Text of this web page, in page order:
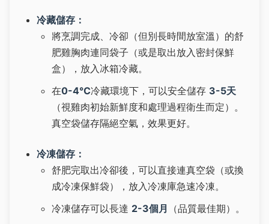
冷藏儲存：
將烹調完成、冷卻（但別長時間放室溫）的舒
肥雞胸肉連同袋子（或是取出放入密封保鮮
盒），放入冰箱冷藏。
在0-4°C冷藏環境下，可以安全儲存 3-5天
（視雞肉初始新鮮度和處理過程衛生而定）。
真空袋儲存隔絕空氣，效果更好。
冷凍儲存：
舒肥完取出冷卻後，可以直接連真空袋（或換
成冷凍保鮮袋），放入冷凍庫急速冷凍。
冷凍儲存可以長達 2-3個月
（品質最佳期）。